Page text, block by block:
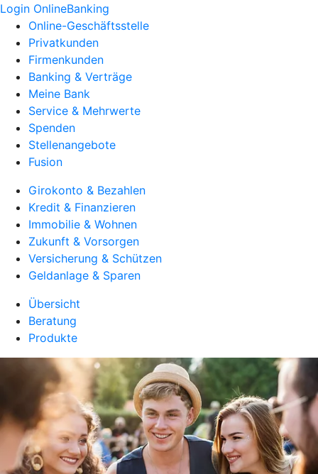
Login OnlineBanking
Online-Geschäftsstelle
Privatkunden
Firmenkunden
Banking & Verträge
Meine Bank
Service & Mehrwerte
Spenden
Stellenangebote
Fusion
Girokonto & Bezahlen
Kredit & Finanzieren
Immobilie & Wohnen
Zukunft & Vorsorgen
Versicherung & Schützen
Geldanlage & Sparen
Übersicht
Beratung
Produkte